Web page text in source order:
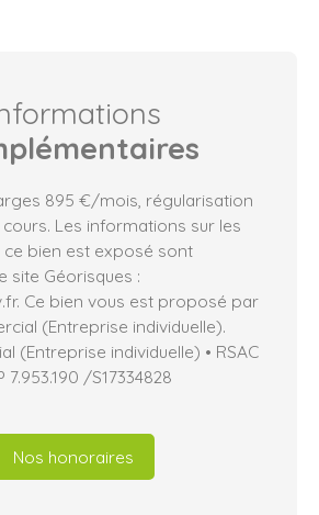
895 €/mois, régularisation
cours. Les informations sur les
ce bien est exposé sont
site Géorisques :
Ce bien vous est proposé par
(Entreprise individuelle).
(Entreprise individuelle) • RSAC
7.953.190 /S17334828
Nos honoraires